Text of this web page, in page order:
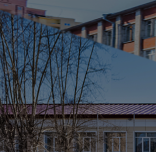
Skip to content